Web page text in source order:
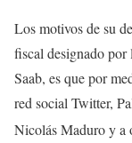
Los motivos de su
fiscal designado
Saab, es que por
red social Twitter,
Nicolás Maduro y a